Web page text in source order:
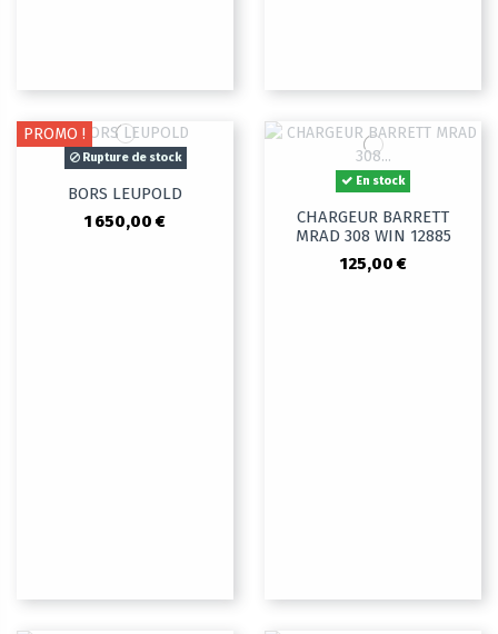
PROMO !
Rupture de stock
BORS LEUPOLD
1 650,00 €
En stock
CHARGEUR BARRETT
MRAD 308 WIN 12885
125,00 €